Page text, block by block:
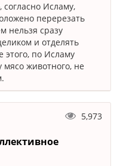
согласно Исламу,
перерезать
нельзя сразу
и отделять
этого, по Исламу
животного, не
5,973